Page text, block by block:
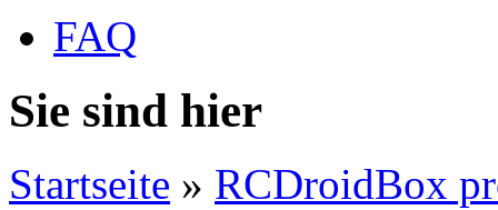
FAQ
Sie sind hier
Startseite » RCDroidBox